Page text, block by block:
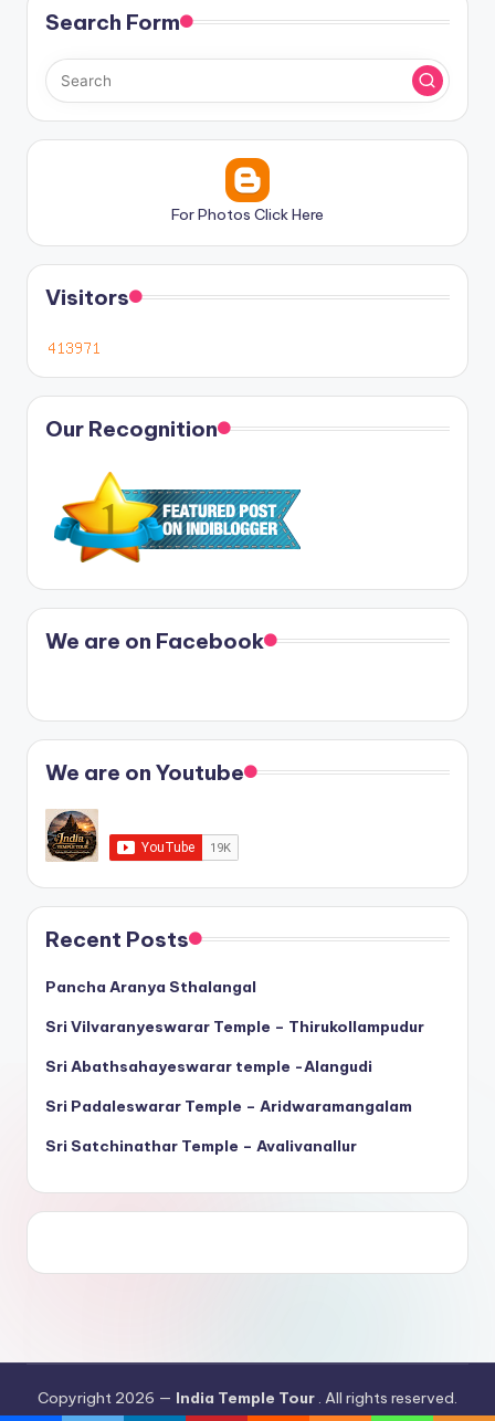
Search Form
For Photos Click Here
Visitors
Our Recognition
We are on Facebook
We are on Youtube
Recent Posts
Pancha Aranya Sthalangal
Sri Vilvaranyeswarar Temple – Thirukollampudur
Sri Abathsahayeswarar temple -Alangudi
Sri Padaleswarar Temple – Aridwaramangalam
Sri Satchinathar Temple – Avalivanallur
Copyright 2026 — India Temple Tour . All rights reserved.